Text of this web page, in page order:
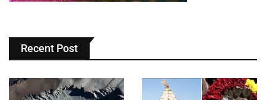
Recent Post